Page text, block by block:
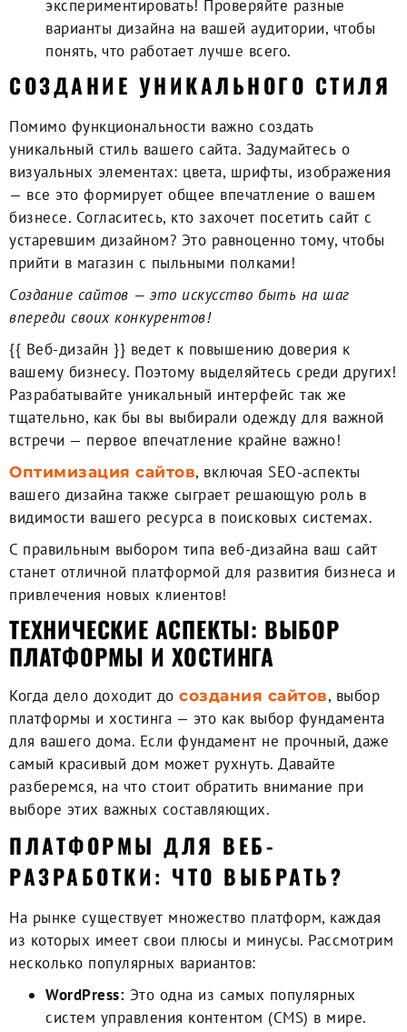
экспериментировать! Проверяйте разные
варианты дизайна на вашей аудитории, чтобы
понять, что работает лучше всего.
CОЗДАНИЕ УНИКАЛЬНОГО СТИЛЯ
Помимо функциональности важно создать
уникальный стиль вашего сайта. Задумайтесь о
визуальных элементах: цвета, шрифты, изображения
— все это формирует общее впечатление о вашем
бизнесе. Согласитесь, кто захочет посетить сайт с
устаревшим дизайном? Это равноценно тому, чтобы
прийти в магазин с пыльными полками!
Cоздание сайтов — это искусство быть на шаг
впереди своих конкурентов!
{{ Веб-дизайн }} ведет к повышению доверия к
вашему бизнесу. Поэтому выделяйтесь среди других!
Разрабатывайте уникальный интерфейс так же
тщательно, как бы вы выбирали одежду для важной
встречи — первое впечатление крайне важно!
Оптимизация сайтов, включая SEO-аспекты
вашего дизайна также сыграет решающую роль в
видимости вашего ресурса в поисковых системах.
C правильным выбором типа веб-дизайна ваш сайт
станет отличной платформой для развития бизнеса и
привлечения новых клиентов!
ТЕХНИЧЕСКИЕ АСПЕКТЫ: ВЫБОР
ПЛАТФОРМЫ И ХОСТИНГА
Когда дело доходит до создания сайтов, выбор
платформы и хостинга — это как выбор фундамента
для вашего дома. Если фундамент не прочный, даже
самый красивый дом может рухнуть. Давайте
разберемся, на что стоит обратить внимание при
выборе этих важных составляющих.
ПЛАТФОРМЫ ДЛЯ ВЕБ-
РАЗРАБОТКИ: ЧТО ВЫБРАТЬ?
На рынке существует множество платформ, каждая
из которых имеет свои плюсы и минусы. Рассмотрим
несколько популярных вариантов:
WordPress: Это одна из самых популярных
систем управления контентом (CMS) в мире.